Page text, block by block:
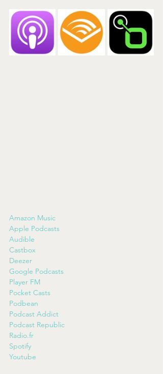
Amazon Music
Apple Podcasts
Audible
Castbox
Deezer
Google Podcasts
Player FM
Pocket Casts
Podbean
Podcast Addict
Podcast Republic
Radio.fr
Spotify
Youtube